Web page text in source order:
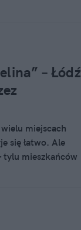
– Łódź
miejscach
się łatwo. Ale
tylu mieszkańców